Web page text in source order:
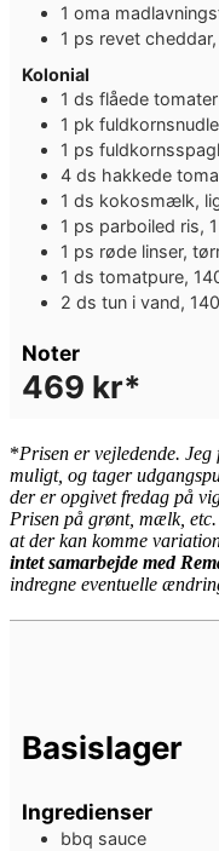
1 oma
1 ps revet
Kolonial
1 ds flåede tomater
1 pk
1 ps
4 ds hakkede
1 ds kokosmælk,
1 ps parboiled ris,
1 ps røde linser,
1 ds tomatpure,
2 ds tun i vand,
Noter
469 kr*
*Prisen er vejledende.
muligt, og tager
der er opgivet fredag på
Prisen på grønt, mælk,
at der kan komme
intet samarbejde med
indregne eventuelle
Basislager
Ingredienser
bbq sauce